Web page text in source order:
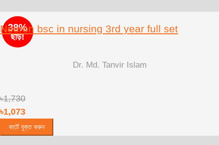
38%
ছাড়!
Neuron bsc in nursing 3rd year full set
Dr. Md. Tanvir Islam
৳1,730
৳1,073
কার্টে যুক্ত করুন